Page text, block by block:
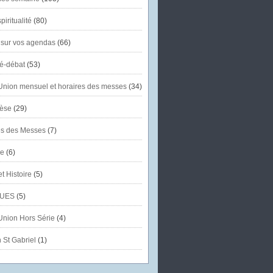
(80)
vos agendas(66)
débat(53)
mensuel et horaires des messes(34)
(29)
des Messes(7)
(6)
Histoire (5)
(5)
Hors Série (4)
Gabriel (1)